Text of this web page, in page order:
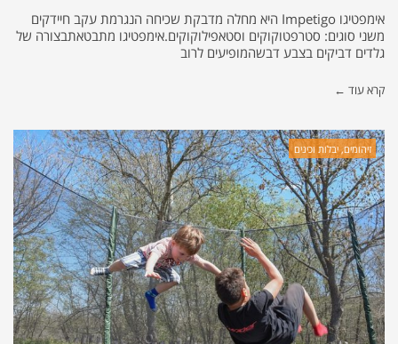
אימפטיגו Impetigo היא מחלה מדבקת שכיחה הנגרמת עקב חיידקים
משני סוגים: סטרפטוקוקים וסטאפילוקוקים.אימפטיגו מתבטאתבצורה של
גלדים דביקים בצבע דבשהמופיעים לרוב
קרא עוד ←
זיהומים, יבלות וכינים